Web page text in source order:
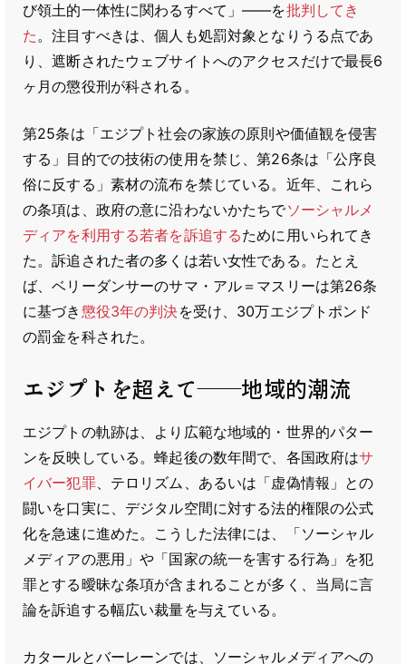
び領土的一体性に関わるすべて」――を批判してき
た。注目すべきは、個人も処罰対象となりうる点であ
り、遮断されたウェブサイトへのアクセスだけで最長6
ヶ月の懲役刑が科される。
第25条は「エジプト社会の家族の原則や価値観を侵害
する」目的での技術の使用を禁じ、第26条は「公序良
俗に反する」素材の流布を禁じている。近年、これら
の条項は、政府の意に沿わないかたちでソーシャルメ
ディアを利用する若者を訴追するために用いられてき
た。訴追された者の多くは若い女性である。たとえ
ば、ベリーダンサーのサマ・アル＝マスリーは第26条
に基づき 懲役3年の判決を受け、30万エジプトポンド
の罰金を科された。
エジプトを超えて――地域的潮流
エジプトの軌跡は、より広範な地域的・世界的パター
ンを反映している。蜂起後の数年間で、各国政府はサ
イバー犯罪、テロリズム、あるいは「虚偽情報」との
闘いを口実に、デジタル空間に対する法的権限の公式
化を急速に進めた。こうした法律には、「ソーシャル
メディアの悪用」や「国家の統一を害する行為」を犯
罪とする曖昧な条項が含まれることが多く、当局に言
論を訴追する幅広い裁量を与えている。
カタールとバーレーンでは、ソーシャルメディアへの